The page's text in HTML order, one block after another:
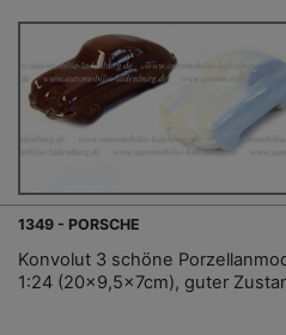
1349 - PORSCHE
Konvolut 3 schöne
1:24 (20x9,5x7cm), guter